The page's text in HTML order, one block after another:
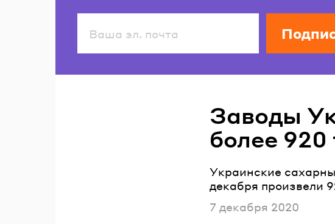
Заводы
более
Украинские
декабря произвели
Опубликовано
7 декабря 2020